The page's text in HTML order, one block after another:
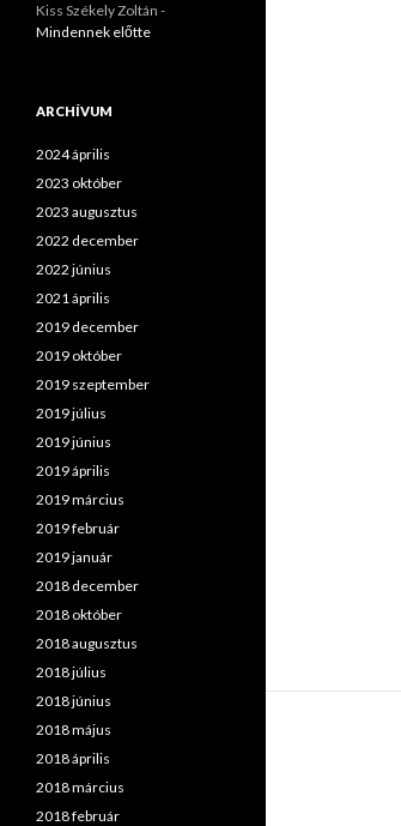
Kiss Székely Zoltán -
Mindennek előtte
ARCHÍVUM
2024 április
2023 október
2023 augusztus
2022 december
2022 június
2021 április
2019 december
2019 október
2019 szeptember
2019 július
2019 június
2019 április
2019 március
2019 február
2019 január
2018 december
2018 október
2018 augusztus
2018 július
2018 június
2018 május
2018 április
2018 március
2018 február